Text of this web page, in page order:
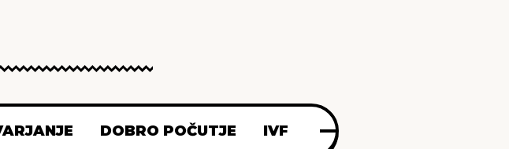
DOBRO POČUTJE IVF